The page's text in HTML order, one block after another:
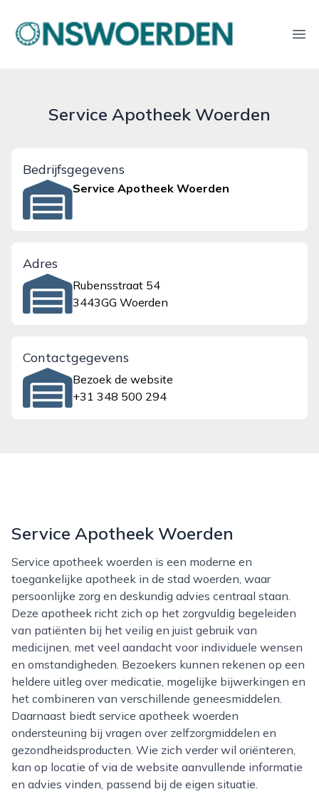
onswoerden.nl
Service Apotheek Woerden
Bedrijfsgegevens
Service Apotheek Woerden
Adres
Rubensstraat 54
3443GG Woerden
Contactgegevens
Bezoek de website
+31 348 500 294
Service Apotheek Woerden
Service apotheek woerden is een moderne en
toegankelijke apotheek in de stad woerden, waar
persoonlijke zorg en deskundig advies centraal staan.
Deze apotheek richt zich op het zorgvuldig begeleiden
van patiënten bij het veilig en juist gebruik van
medicijnen, met veel aandacht voor individuele wensen
en omstandigheden. Bezoekers kunnen rekenen op een
heldere uitleg over medicatie, mogelijke bijwerkingen en
het combineren van verschillende geneesmiddelen.
Daarnaast biedt service apotheek woerden
ondersteuning bij vragen over zelfzorgmiddelen en
gezondheidsproducten. Wie zich verder wil oriënteren,
kan op locatie of via de website aanvullende informatie
en advies vinden, passend bij de eigen situatie.